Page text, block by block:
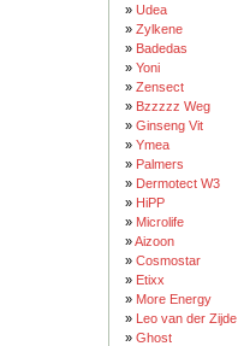
» Udea
» Zylkene
» Badedas
» Yoni
» Zensect
» Bzzzzz Weg
» Ginseng Vit
» Ymea
» Palmers
» Dermotect W3
» HiPP
» Microlife
»Aizoon
» Cosmostar
» Etixx
» More Energy
» Leo van der Zijde
» Ghost